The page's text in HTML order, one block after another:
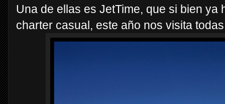
Una de ellas es JetTime, que si bien
charter casual, este año nos visita